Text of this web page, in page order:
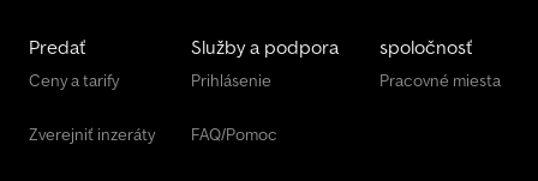
Predať
Ceny a tarify
Zverejniť inzeráty
Služby a podpora
Prihlásenie
FAQ/Pomoc
spoločnosť
Pracovné miesta